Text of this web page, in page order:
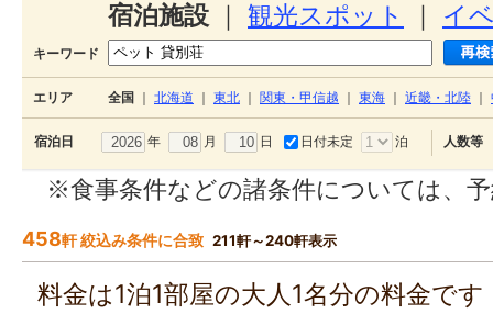
宿泊施設 観光スポット イ
キーワード
エリア 全国 北海道 東北 関東・甲信越 東海 近畿・北陸
宿泊日 年 月 日 日付未定 泊 人数等
※食事条件などの諸条件については、
458軒 絞込み条件に合致 211軒～240軒表示
料金は1泊1部屋の大人1名分の料金で